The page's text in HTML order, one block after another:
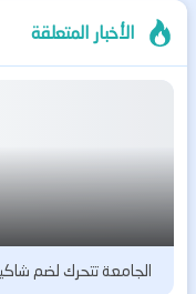
الأخبار المتعلقة
الجامعة تتحرك لضم